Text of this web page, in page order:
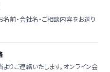
名前・会社名・ご相談内容をお送り
りご連絡いたします。オンライン会